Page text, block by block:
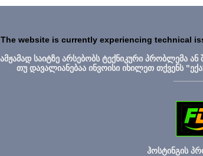
The website is currently experiencing technical
ამჟამად საიტზე არსებობს ტექნიკური პრობლემა
თუ დავალიანებაა ინვოისი იხილეთ თქვენს
ჰოსტინგის